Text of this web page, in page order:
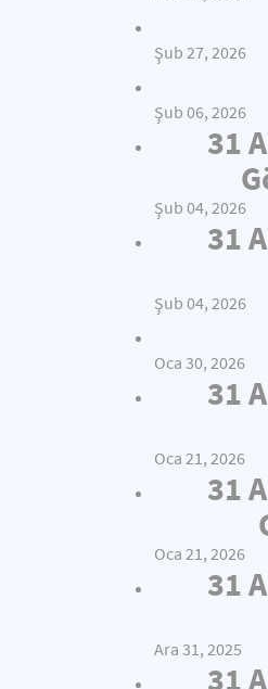
Şub 27, 2026
Şub 06, 2026
31
Şub 04, 2026
31
Şub 04, 2026
Oca 30, 2026
31
Oca 21, 2026
31
Oca 21, 2026
31
Ara 31, 2025
31